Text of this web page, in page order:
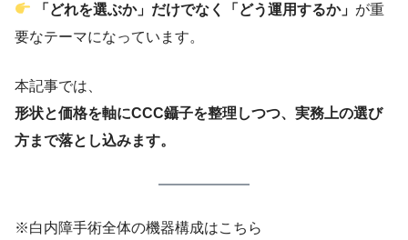
「どれを選ぶか」だけでなく「どう運用するか」 が重
要なテーマになっています。
本記事では、
形状と価格を軸にCCC鑷子を整理しつつ、実務上の選び
方まで落とし込みます。
※白内障手術全体の機器構成はこちら